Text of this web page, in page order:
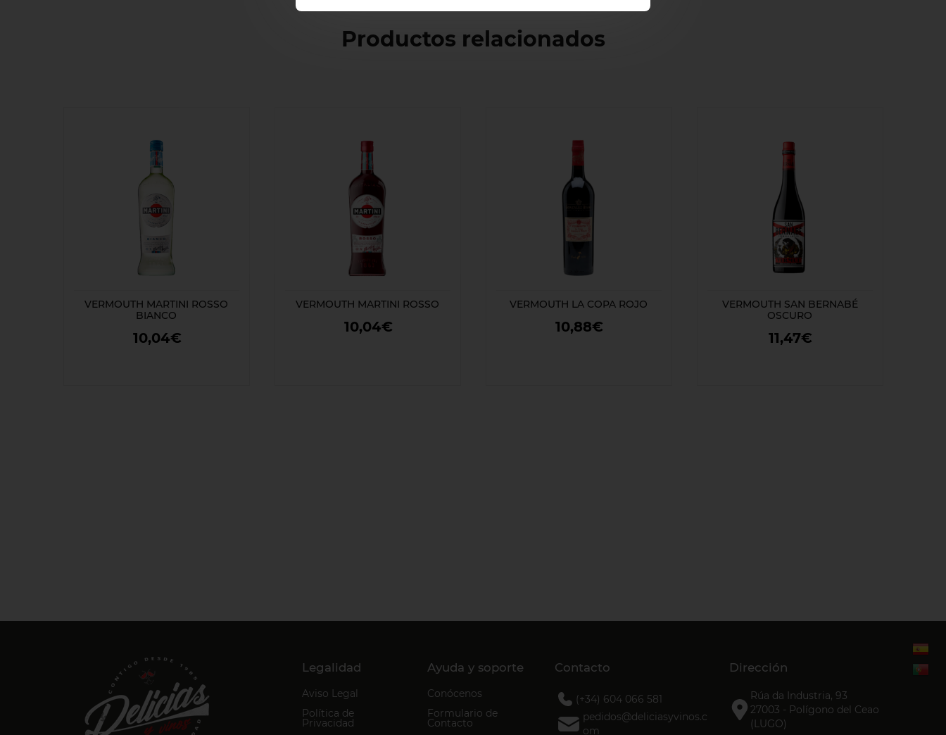
Productos relacionados
VERMOUTH MARTINI ROSSO
BIANCO
10,04€
VERMOUTH MARTINI ROSSO
10,04€
VERMOUTH LA COPA ROJO
10,88€
VERMOUTH SAN BERNABÉ
OSCURO
11,47€
Legalidad
Aviso Legal
Política de
Privacidad
Ayuda y soporte
Conócenos
Formulario de
Contacto
Contacto
(+34) 604 066 581
pedidos@deliciasyvinos.c
om
Dirección
Rúa da Industria, 93
27003 - Polígono del Ceao
(LUGO)